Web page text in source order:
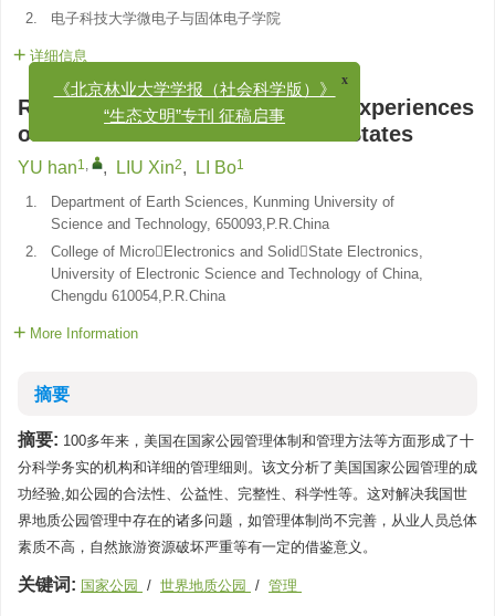
2.
电子科技大学微电子与固体电子学院
详细信息
Revelation of the Management Experiences
of National Parks in the United States
YU han1, , LIU Xin2, LI Bo1
1.
Department of Earth Sciences, Kunming University of
Science and Technology, 650093,P.R.China
2.
College of MicroElectronics and SolidState Electronics,
University of Electronic Science and Technology of China,
Chengdu 610054,P.R.China
More Information
摘要
摘要: 100多年来，美国在国家公园管理体制和管理方法等方面形成了十
分科学务实的机构和详细的管理细则。该文分析了美国国家公园管理的成
功经验,如公园的合法性、公益性、完整性、科学性等。这对解决我国世
界地质公园管理中存在的诸多问题，如管理体制尚不完善，从业人员总体
素质不高，自然旅游资源破坏严重等有一定的借鉴意义。
关键词: 国家公园 / 世界地质公园 / 管理
《北京林业大学学报（社会科学版）》
“生态文明”专刊 征稿启事